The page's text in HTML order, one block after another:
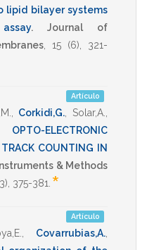
lipid bilayer systems
.
Journal of
15 (6), 321-
Artículo
Corkidi,G. Solar,A.
OPTO-ELECTRONIC
COUNTING IN
& Methods
375-381 *
Artículo
Covarrubias,A.